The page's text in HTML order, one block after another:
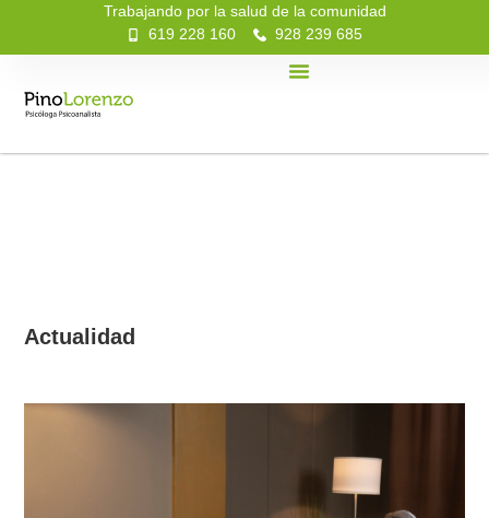
Trabajando por la salud de la comunidad
619 228 160
928 239 685
Actualidad